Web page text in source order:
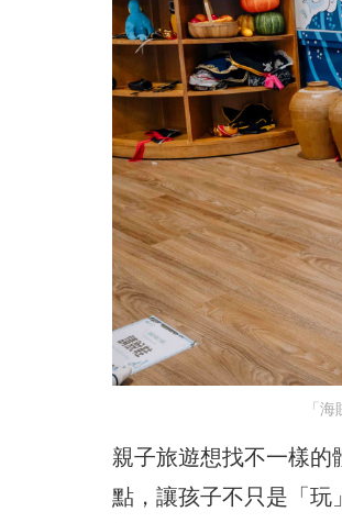
「
親子旅遊想找不一樣
點，讓孩子不只是「玩